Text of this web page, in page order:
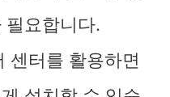
필요합니다.
센터를 활용하면